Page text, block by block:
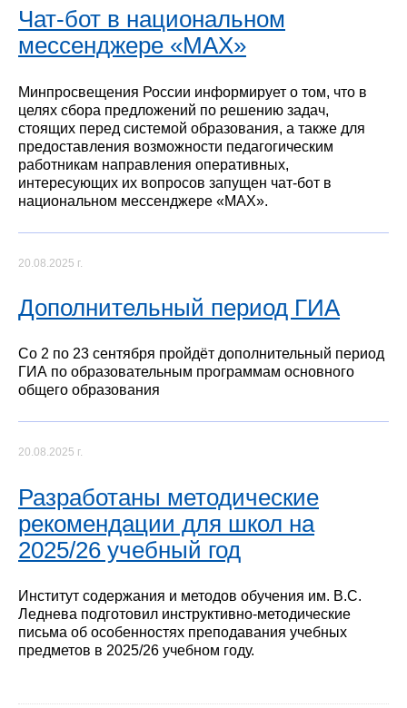
Чат-бот в национальном
мессенджере «MAX»
Минпросвещения России информирует о том, что в
целях сбора предложений по решению задач,
стоящих перед системой образования, а также для
предоставления возможности педагогическим
работникам направления оперативных,
интересующих их вопросов запущен чат-бот в
национальном мессенджере «MAX».
20.08.2025 г.
Дополнительный период ГИА
Со 2 по 23 сентября пройдёт дополнительный период
ГИА по образовательным программам основного
общего образования
20.08.2025 г.
Разработаны методические
рекомендации для школ на
2025/26 учебный год
Институт содержания и методов обучения им. В.С.
Леднева подготовил инструктивно-методические
письма об особенностях преподавания учебных
предметов в 2025/26 учебном году.